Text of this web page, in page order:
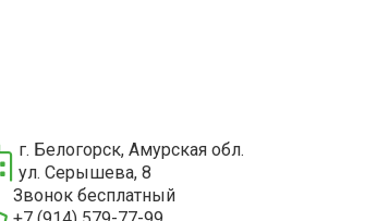
г. Белогорск, Амурская обл.
ул. Серышева, 8
Звонок бесплатный